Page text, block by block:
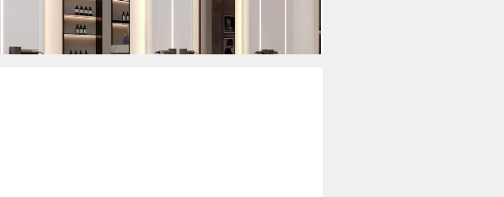
lieferbar - in 6-7 Werktagen bei dir